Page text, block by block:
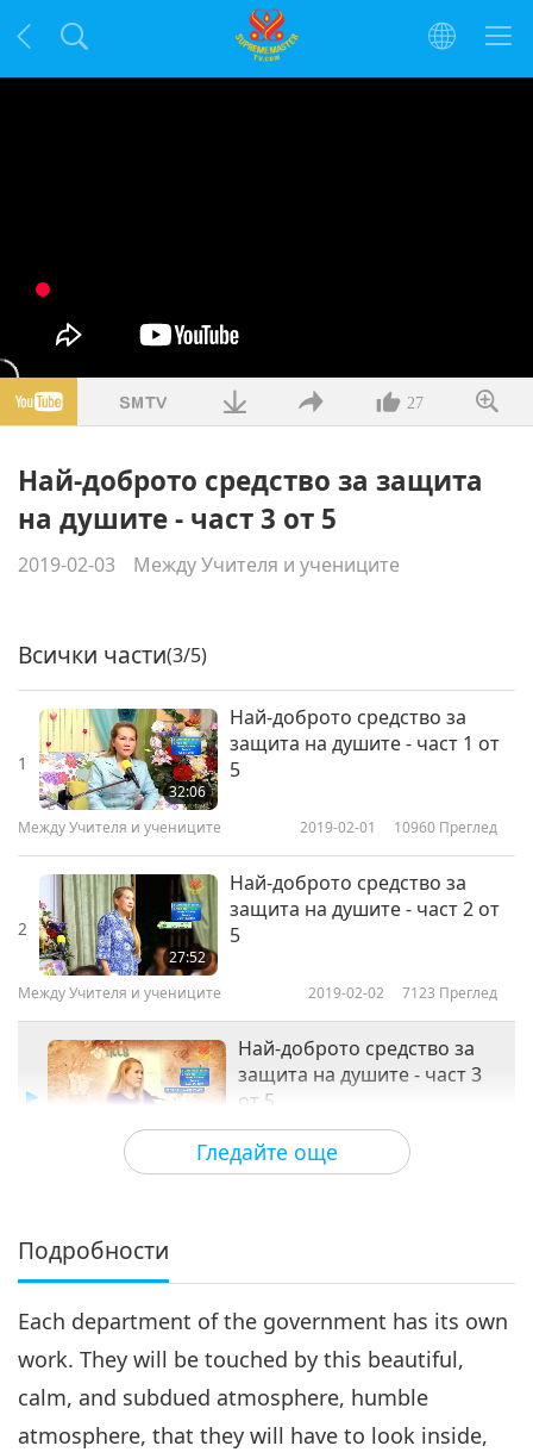
27
Най-доброто средство за защита
на душите - част 3 от 5
2019-02-03 Между Учителя и учениците
Гледайте още
Всички части(3/5)
1
32:06
Най-доброто средство за
защита на душите - част 1 от
5
Между Учителя и учениците 2019-02-01 10960 Преглед
2
27:52
Най-доброто средство за
защита на душите - част 2 от
5
Между Учителя и учениците 2019-02-02 7123 Преглед
Най-доброто средство за
защита на душите - част 3
от 5
Между Учителя и учениците 2019-02-03 6877
4
37:29
Между Учителя и учениците 2019-02-04 8308 Преглед
Най-доброто средство за
защита на душите - част 5 от
5
Подробности
Each department of the government has its own
work. They will be touched by this beautiful,
calm, and subdued atmosphere, humble
atmosphere, that they will have to look inside,